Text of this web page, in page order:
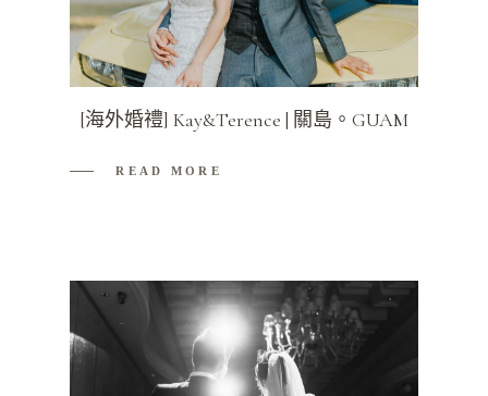
[海外婚禮] Kay&Terence | 關島。GUAM
READ MORE